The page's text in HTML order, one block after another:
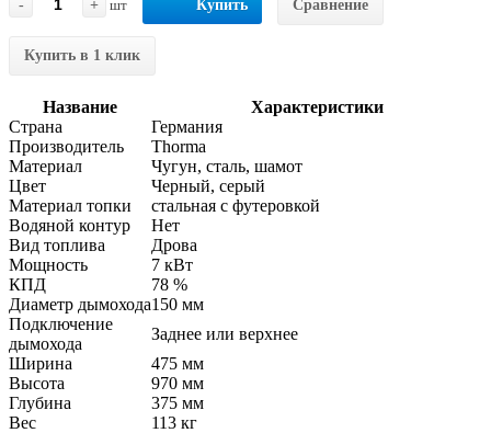
-
+ шт Купить Сравнение
Купить в 1 клик
Название
Характеристики
Страна
Германия
Производитель
Thorma
Материал
Чугун, сталь, шамот
Цвет
Черный, серый
Материал топки
стальная с футеровкой
Водяной контур
Нет
Вид топлива
Дрова
Мощность
7 кВт
КПД
78 %
Диаметр дымохода150 мм
Подключение
дымохода
Заднее или верхнее
Ширина
475 мм
Высота
970 мм
Глубина
375 мм
Вес
113 кг